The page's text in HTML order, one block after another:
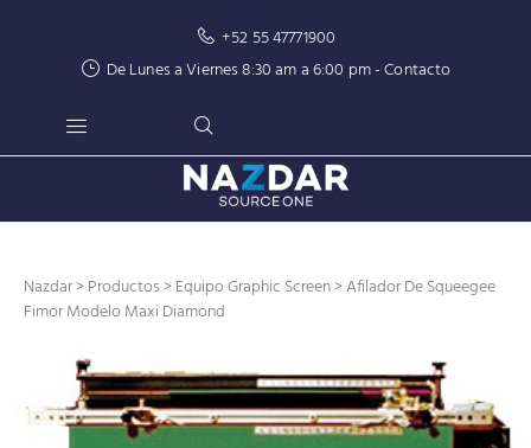
+52 55 47771900
De Lunes a Viernes 8:30 am a 6:00 pm -Contacto
Nazdar>Productos>Equipo Graphic Screen> Afilador De Squeegee
Fimor Modelo Maxi Diamond